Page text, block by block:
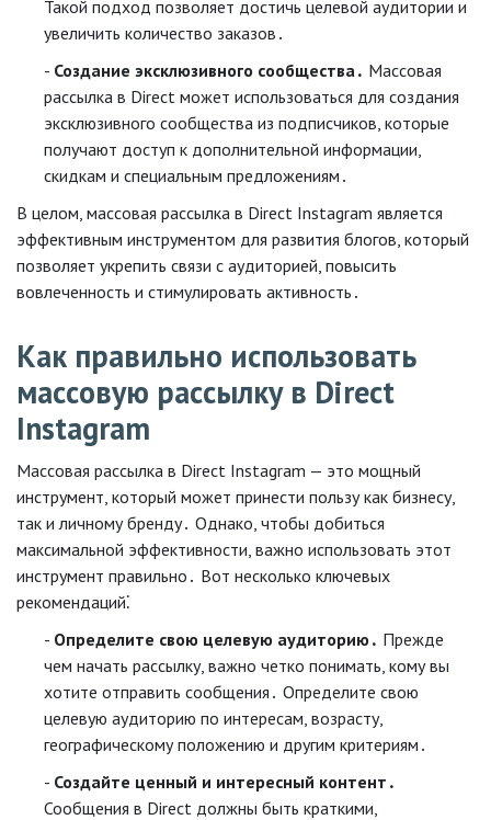
Такой подход позволяет достичь целевой аудитории и
увеличить количество заказов․
Создание эксклюзивного сообщества․ Массовая
рассылка в Direct может использоваться для создания
эксклюзивного сообщества из подписчиков, которые
получают доступ к дополнительной информации,
скидкам и специальным предложениям․
В целом, массовая рассылка в Direct Instagram является
эффективным инструментом для развития блогов, который
позволяет укрепить связи с аудиторией, повысить
вовлеченность и стимулировать активность․
Как правильно использовать
массовую рассылку в Direct
Instagram
Массовая рассылка в Direct Instagram — это мощный
инструмент, который может принести пользу как бизнесу,
так и личному бренду․ Однако, чтобы добиться
максимальной эффективности, важно использовать этот
инструмент правильно․ Вот несколько ключевых
рекомендаций⁚
Определите свою целевую аудиторию․ Прежде
чем начать рассылку, важно четко понимать, кому вы
хотите отправить сообщения․ Определите свою
целевую аудиторию по интересам, возрасту,
географическому положению и другим критериям․
Создайте ценный и интересный контент․
Сообщения в Direct должны быть краткими,